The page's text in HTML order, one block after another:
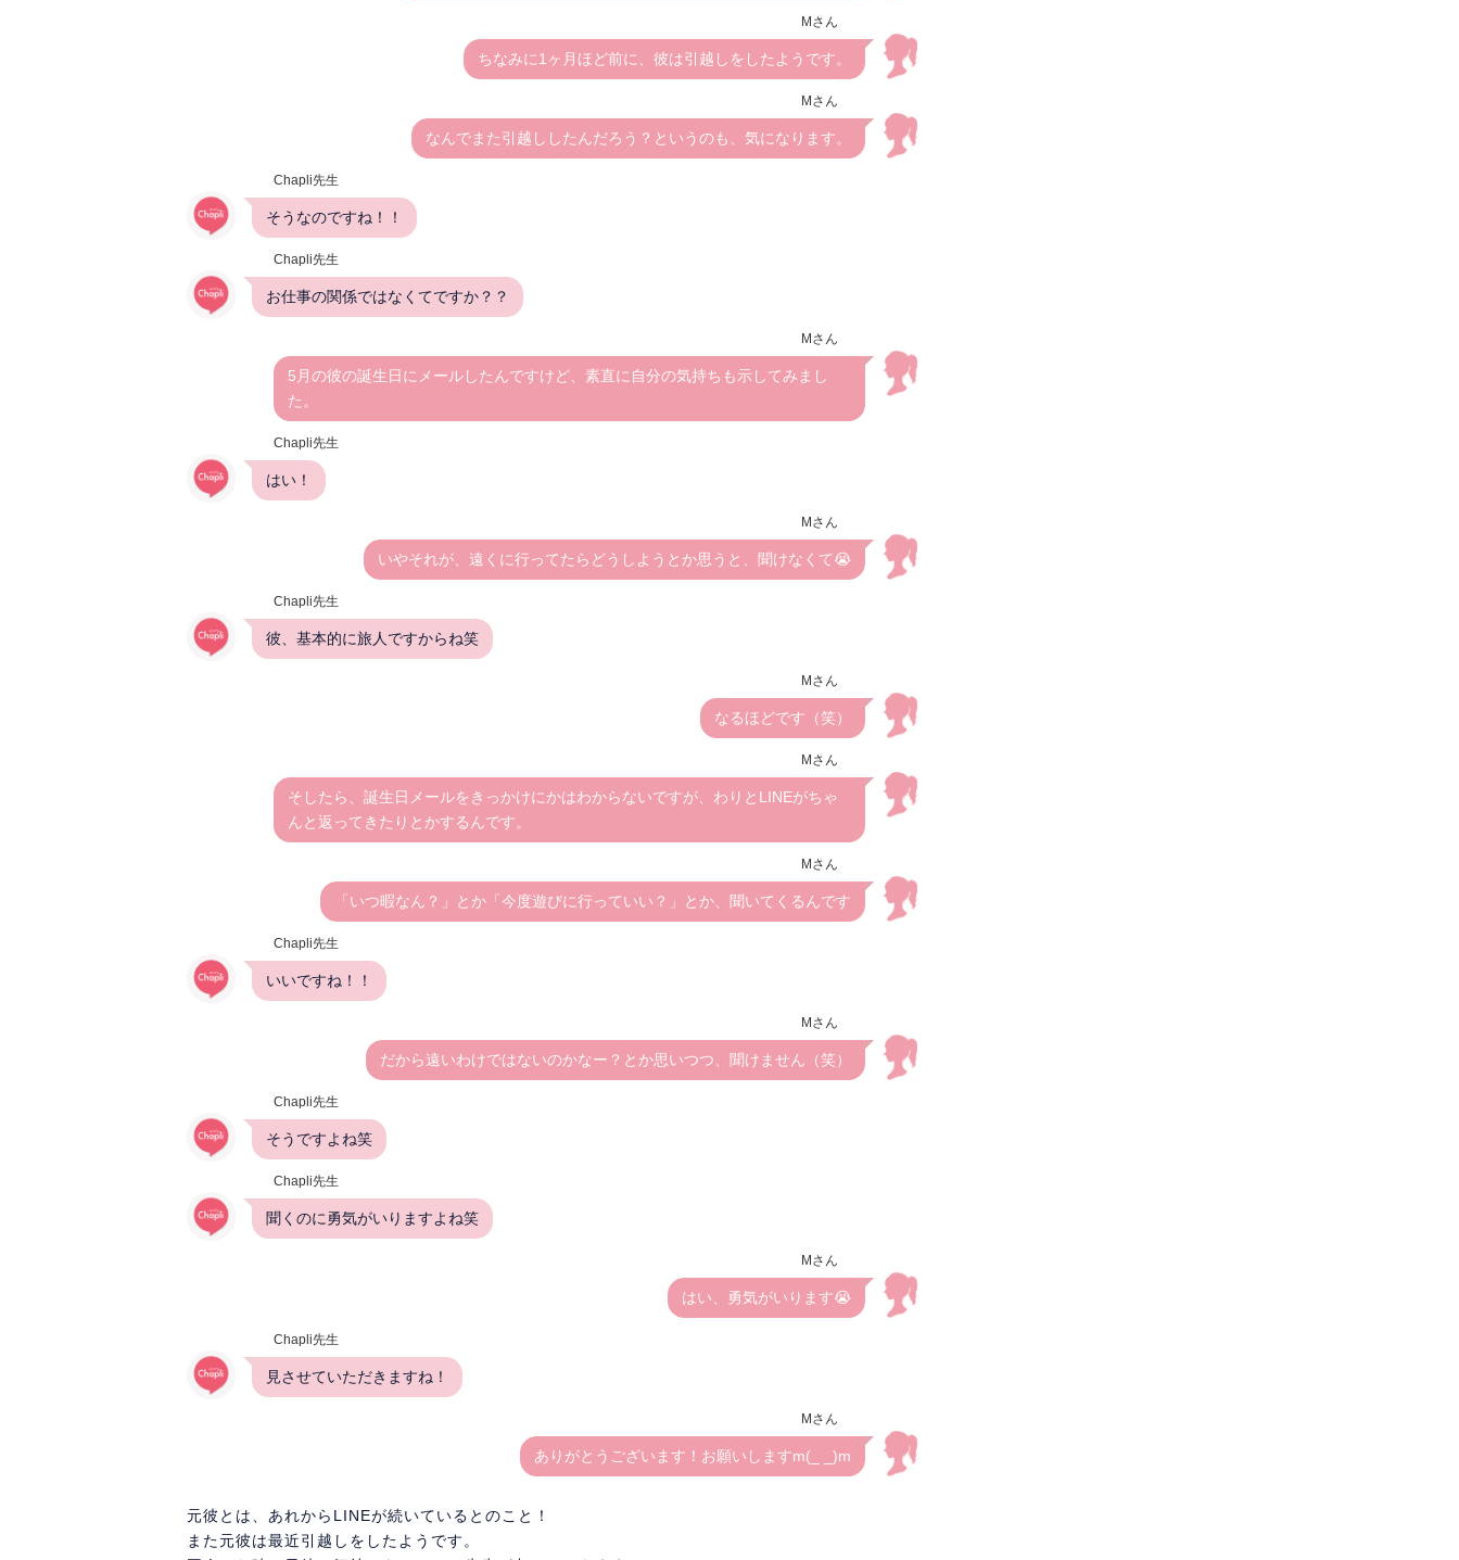
Mさん
ちなみに1ヶ月ほど前に、彼は引越しをしたようです。
Mさん
なんでまた引越ししたんだろう？というのも、気になります。
Chapli先生
そうなのですね！！
Chapli先生
お仕事の関係ではなくてですか？？
Mさん
5月の彼の誕生日にメールしたんですけど、素直に自分の気持ちも示してみまし
た。
Chapli先生
はい！
Mさん
いやそれが、遠くに行ってたらどうしようとか思うと、聞けなくて😭
Chapli先生
彼、基本的に旅人ですからね笑
Mさん
なるほどです（笑）
Mさん
そしたら、誕生日メールをきっかけにかはわからないですが、わりとLINEがちゃ
んと返ってきたりとかするんです。
Mさん
「いつ暇なん？」とか「今度遊びに行っていい？」とか、聞いてくるんです
Chapli先生
いいですね！！
Mさん
だから遠いわけではないのかなー？とか思いつつ、聞けません（笑）
Chapli先生
そうですよね笑
Chapli先生
聞くのに勇気がいりますよね笑
Mさん
はい、勇気がいります😭
Chapli先生
見させていただきますね！
Mさん
ありがとうございます！お願いしますm(_ _)m
元彼とは、あれからLINEが続いているとのこと！
また元彼は最近引越しをしたようです。